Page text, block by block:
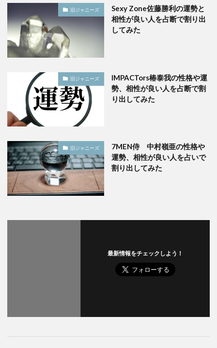
旧ジャニーズ
Sexy Zone佐藤勝利の運勢と
相性が良い人を占断で割り出
してみた
旧ジャニーズ
IMPACTors椿泰我の性格や運
勢、相性が良い人を占断で割
り出してみた
旧ジャニーズ
7MEN侍 中村嶺亜の性格や
運勢、相性が良い人を占いで
割り出してみた
最新情報をチェックしよう！